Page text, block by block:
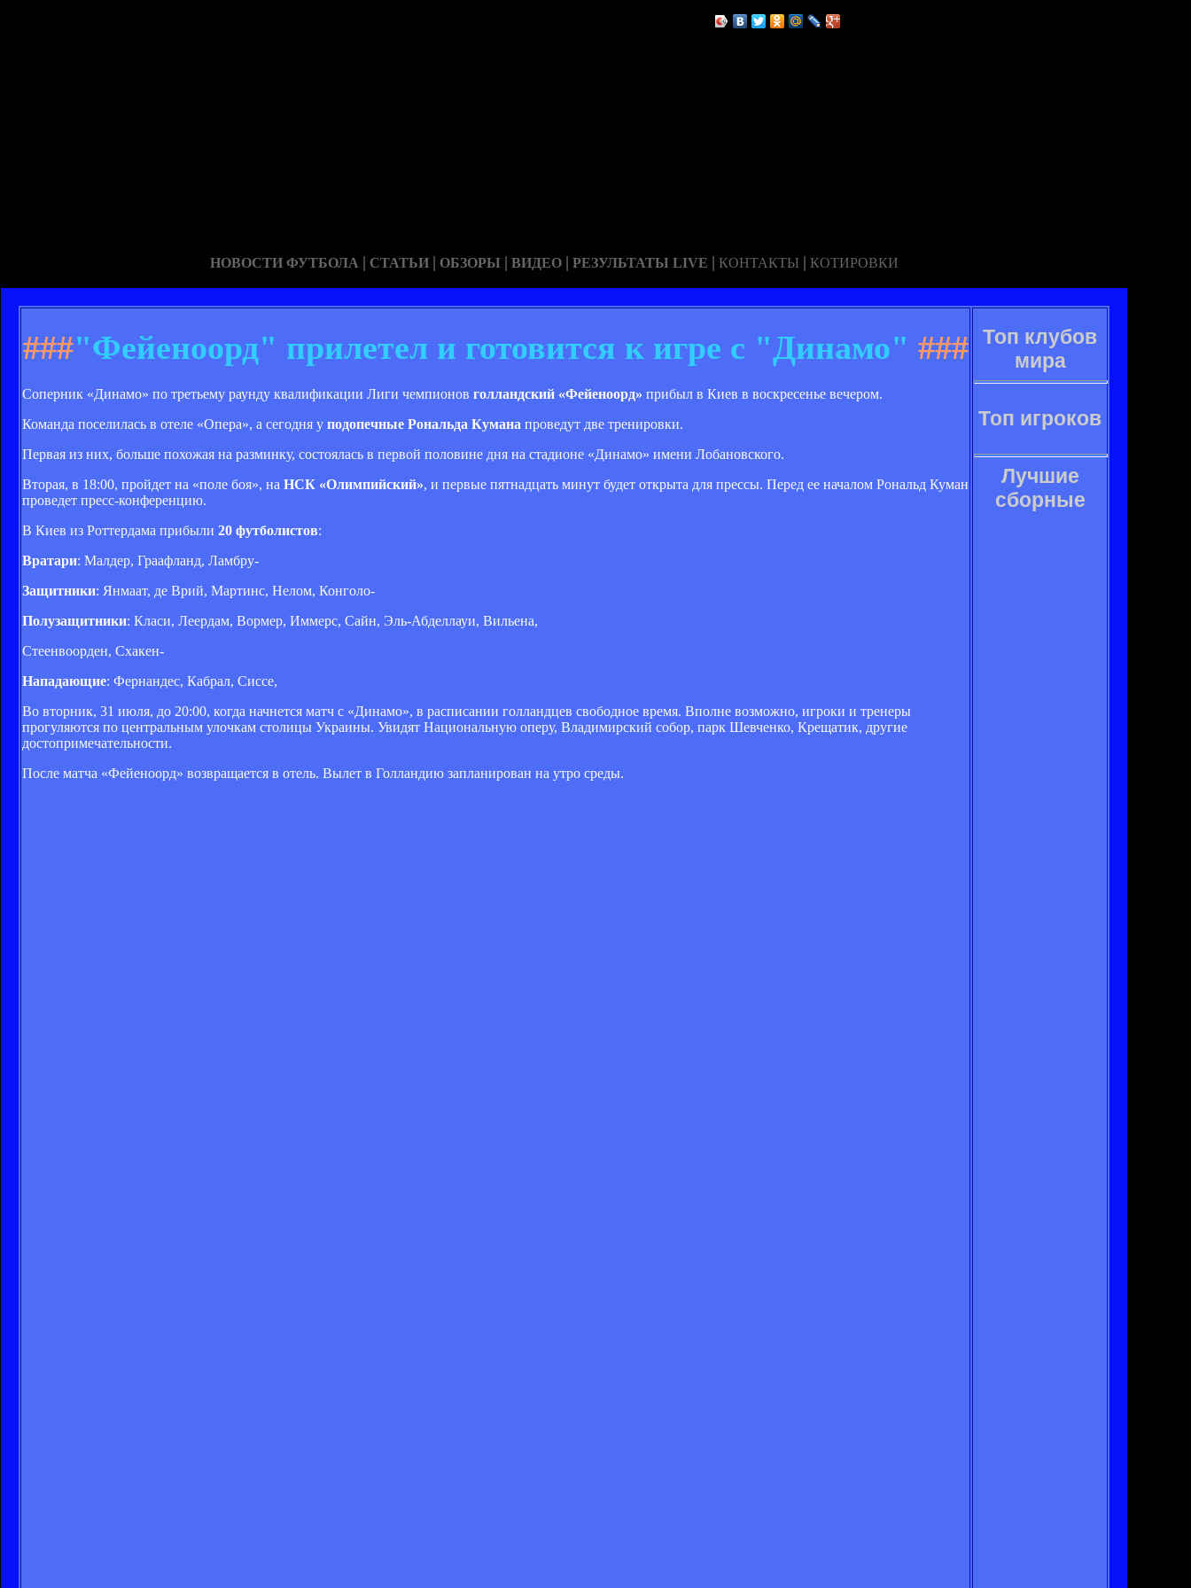
НОВОСТИ ФУТБОЛА | СТАТЬИ | ОБЗОРЫ | ВИДЕО | РЕЗУЛЬТАТЫ LIVE | КОНТАКТЫ | КОТИРОВКИ
###"Фейеноорд" прилетел и готовится к игре с "Динамо" ###
Соперник «Динамо» по третьему раунду квалификации Лиги чемпионов голландский «Фейеноорд» прибыл в Киев в воскресенье вечером.
Команда поселилась в отеле «Опера», а сегодня у подопечные Рональда Кумана проведут две тренировки.
Первая из них, больше похожая на разминку, состоялась в первой половине дня на стадионе «Динамо» имени Лобановского.
Вторая, в 18:00, пройдет на «поле боя», на НСК «Олимпийский», и первые пятнадцать минут будет открыта для прессы. Перед ее началом Рональд Куман
проведет пресс-конференцию.
В Киев из Роттердама прибыли 20 футболистов:
Вратари: Малдер, Граафланд, Ламбру-
Защитники: Янмаат, де Врий, Мартинс, Нелом, Конголо-
Полузащитники: Класи, Леердам, Вормер, Иммерс, Сайн, Эль-Абделлауи, Вильена,
Стеенвоорден, Схакен-
Нападающие: Фернандес, Кабрал, Сиссе,
Во вторник, 31 июля, до 20:00, когда начнется матч с «Динамо», в расписании голландцев свободное время. Вполне возможно, игроки и тренеры
прогуляются по центральным улочкам столицы Украины. Увидят Национальную оперу, Владимирский собор, парк Шевченко, Крещатик, другие
достопримечательности.
После матча «Фейеноорд» возвращается в отель. Вылет в Голландию запланирован на утро среды.
Топ клубов
мира
Топ игроков
Лучшие
сборные